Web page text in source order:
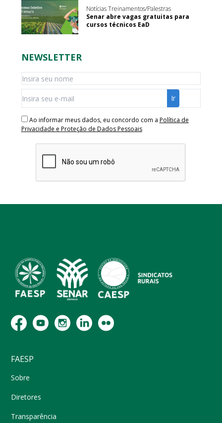
Notícias Treinamentos/Palestras
Senar abre vagas gratuitas para
cursos técnicos EaD
NEWSLETTER
Ao informar meus dados, eu concordo com a Política de
Privacidade e Proteção de Dados Pessoais
FAESP
Sobre
Diretores
Transparência